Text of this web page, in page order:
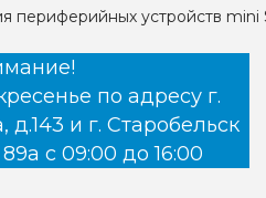
периферийных устройств mini
по адресу г.
д.143 и г. Старобельск
с 09:00 до 16:00